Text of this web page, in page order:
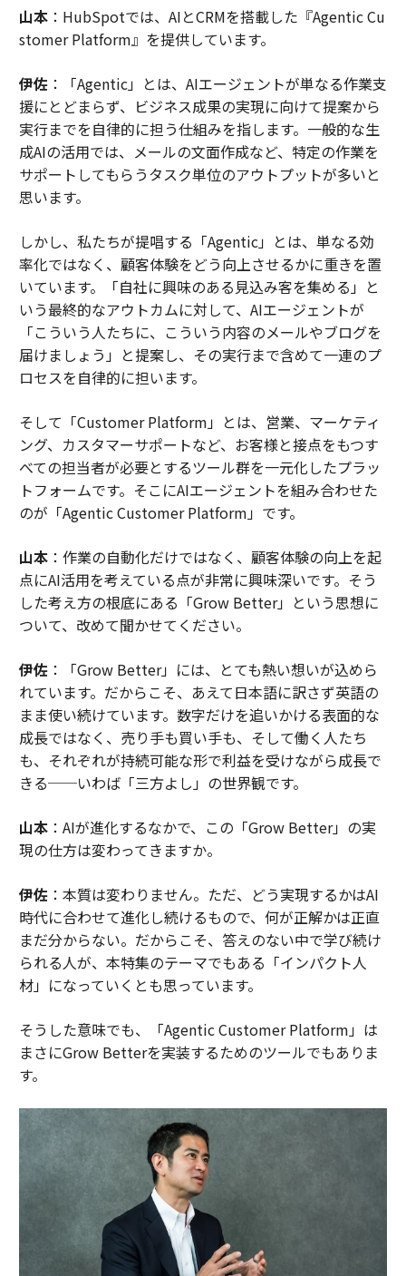
山本：HubSpotでは、AIとCRMを搭載した『Agentic Cu
stomer Platform』を提供しています。
伊佐：「Agentic」とは、AIエージェントが単なる作業支
援にとどまらず、ビジネス成果の実現に向けて提案から
実行までを自律的に担う仕組みを指します。一般的な生
成AIの活用では、メールの文面作成など、特定の作業を
サポートしてもらうタスク単位のアウトプットが多いと
思います。
しかし、私たちが提唱する「Agentic」とは、単なる効
率化ではなく、顧客体験をどう向上させるかに重きを置
いています。「自社に興味のある見込み客を集める」と
いう最終的なアウトカムに対して、AIエージェントが
「こういう人たちに、こういう内容のメールやブログを
届けましょう」と提案し、その実行まで含めて一連のプ
ロセスを自律的に担います。
そして「Customer Platform」とは、営業、マーケティ
ング、カスタマーサポートなど、お客様と接点をもつす
べての担当者が必要とするツール群を一元化したプラッ
トフォームです。そこにAIエージェントを組み合わせた
のが「Agentic Customer Platform」です。
山本：作業の自動化だけではなく、顧客体験の向上を起
点にAI活用を考えている点が非常に興味深いです。そう
した考え方の根底にある「Grow Better」という思想に
ついて、改めて聞かせてください。
伊佐：「Grow Better」には、とても熱い想いが込めら
れています。だからこそ、あえて日本語に訳さず英語の
まま使い続けています。数字だけを追いかける表面的な
成長ではなく、売り手も買い手も、そして働く人たち
も、それぞれが持続可能な形で利益を受けながら成長で
きる──いわば「三方よし」の世界観です。
山本：AIが進化するなかで、この「Grow Better」の実
現の仕方は変わってきますか。
伊佐：本質は変わりません。ただ、どう実現するかはAI
時代に合わせて進化し続けるもので、何が正解かは正直
まだ分からない。だからこそ、答えのない中で学び続け
られる人が、本特集のテーマでもある「インパクト人
材」になっていくとも思っています。
そうした意味でも、「Agentic Customer Platform」は
まさにGrow Betterを実装するためのツールでもありま
す。